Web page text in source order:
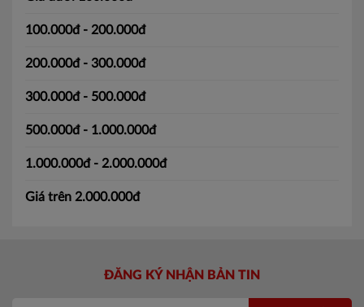
100.000đ - 200.000đ
200.000đ - 300.000đ
300.000đ - 500.000đ
500.000đ - 1.000.000đ
1.000.000đ - 2.000.000đ
Giá trên 2.000.000đ
ĐĂNG KÝ NHẬN BẢN TIN